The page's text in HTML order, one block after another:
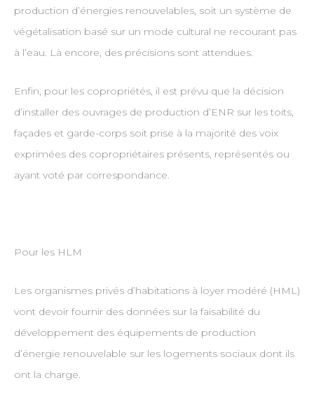
production d’énergies renouvelables, soit un système de
végétalisation basé sur un mode cultural ne recourant pas
à l’eau. Là encore, des précisions sont attendues.
Enfin, pour les copropriétés, il est prévu que la décision
d’installer des ouvrages de production d’ENR sur les toits,
façades et garde-corps soit prise à la majorité des voix
exprimées des copropriétaires présents, représentés ou
ayant voté par correspondance.
Pour les HLM
Les organismes privés d’habitations à loyer modéré (HML)
vont devoir fournir des données sur la faisabilité du
développement des équipements de production
d’énergie renouvelable sur les logements sociaux dont ils
ont la charge.